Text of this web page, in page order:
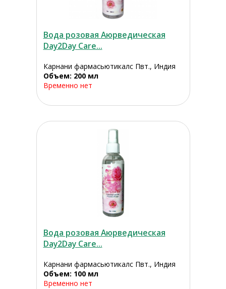
Вода розовая Аюрведическая
Day2Day Care...
Карнани фармасьютикалс Пвт., Индия
Объем: 200 мл
Временно нет
Вода розовая Аюрведическая
Day2Day Care...
Карнани фармасьютикалс Пвт., Индия
Объем: 100 мл
Временно нет